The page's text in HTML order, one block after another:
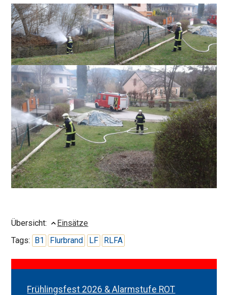
Übersicht:
Einsätze
Tags: B1 Flurbrand LF RLFA
Frühlingsfest 2026 & Alarmstufe ROT